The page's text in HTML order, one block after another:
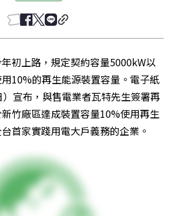
年初上路，規定契約容量5000kW以
10%的再生能源裝置容量。電子紙
宣布，與售電業者瓦特先生簽署再
竹廠區達成裝置容量10%使用再生
首家實踐用電大戶義務的企業。